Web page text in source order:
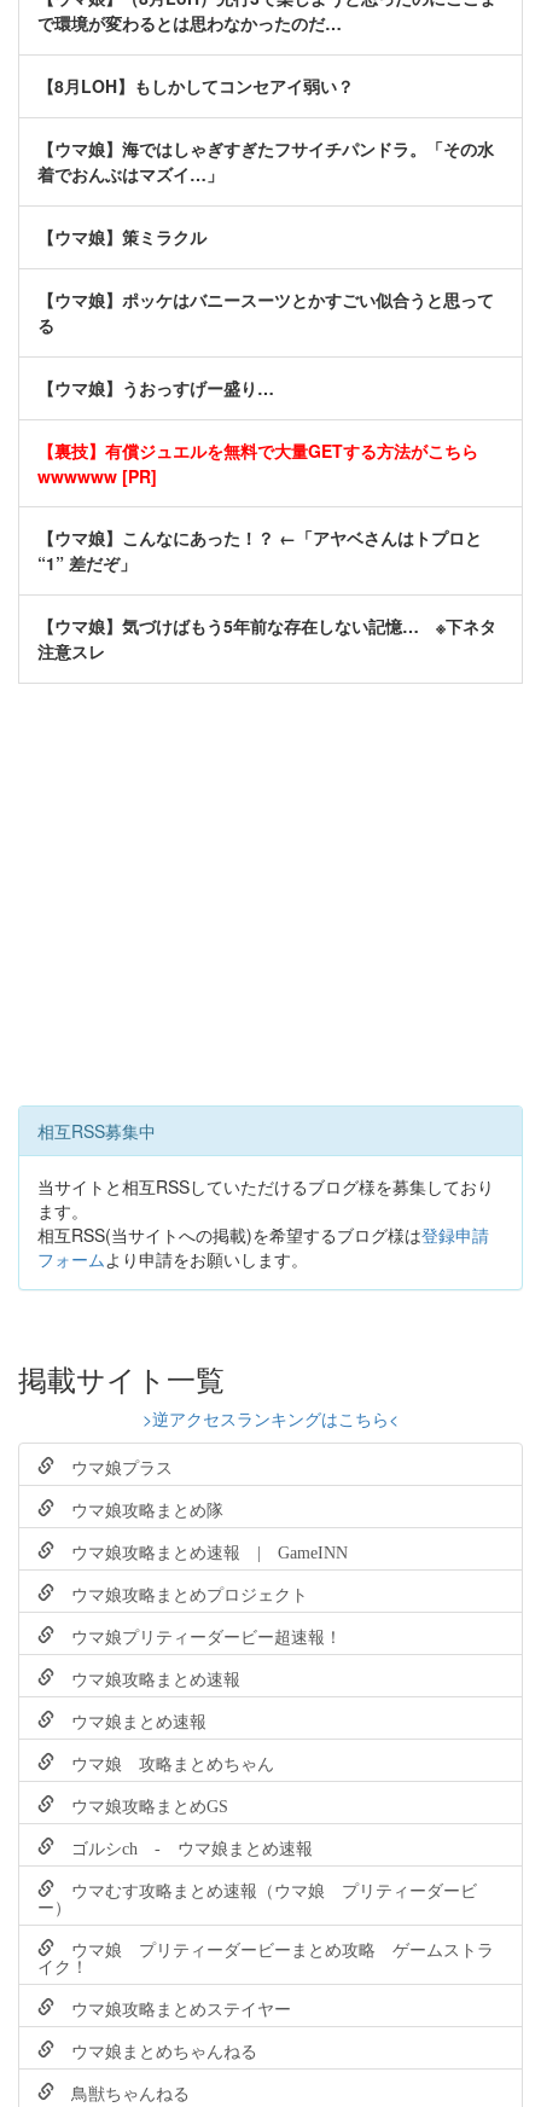
で環境が変わるとは思わなかったのだ…
【8月LOH】もしかしてコンセアイ弱い？
【ウマ娘】海ではしゃぎすぎたフサイチパンドラ。「その水
着でおんぶはマズイ…」
【ウマ娘】策ミラクル
【ウマ娘】ポッケはバニースーツとかすごい似合うと思って
る
【ウマ娘】うおっすげー盛り…
【裏技】有償ジュエルを無料で大量GETする方法がこちら
wwwwww [PR]
【ウマ娘】こんなにあった！？ ←「アヤベさんはトプロと
“1” 差だぞ」
【ウマ娘】気づけばもう5年前な存在しない記憶… ※下ネタ
注意スレ
相互RSS募集中
当サイトと相互RSSしていただけるブログ様を募集しており
ます。
相互RSS(当サイトへの掲載)を希望するブログ様は登録申請
フォームより申請をお願いします。
掲載サイト一覧
>逆アクセスランキングはこちら<
ウマ娘プラス
ウマ娘攻略まとめ隊
ウマ娘攻略まとめ速報 | GameINN
ウマ娘攻略まとめプロジェクト
ウマ娘プリティーダービー超速報！
ウマ娘攻略まとめ速報
ウマ娘まとめ速報
ウマ娘 攻略まとめちゃん
ウマ娘攻略まとめGS
ゴルシch - ウマ娘まとめ速報
ウマむす攻略まとめ速報（ウマ娘 プリティーダービ
ー）
ウマ娘 プリティーダービーまとめ攻略 ゲームストラ
イク！
ウマ娘攻略まとめステイヤー
ウマ娘まとめちゃんねる
鳥獣ちゃんねる